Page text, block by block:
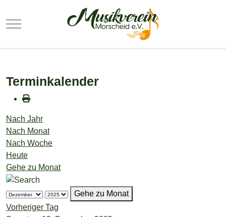
Mobile Menu Toggle
Terminkalender
Nach Jahr
Nach Monat
Nach Woche
Heute
Gehe zu Monat
Gehe zu Monat
Vorheriger Tag